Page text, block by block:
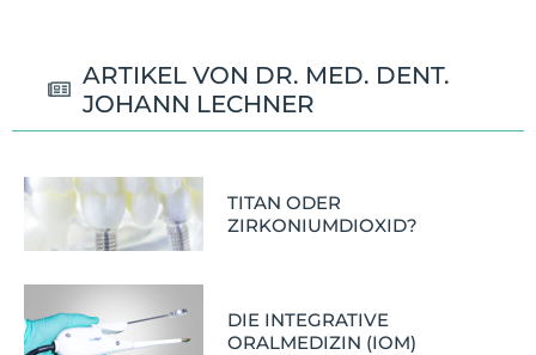
ARTIKEL VON DR. MED. DENT.
JOHANN LECHNER
TITAN ODER
ZIRKONIUMDIOXID?
DIE INTEGRATIVE
ORALMEDIZIN (IOM)